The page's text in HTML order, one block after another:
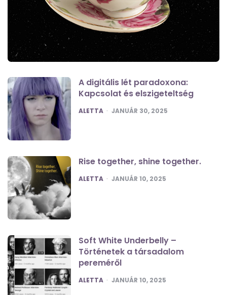
A digitális lét paradoxona:
Kapcsolat és elszigeteltség
POSTED
ALETTA JANUÁR 30, 2025
Rise together, shine together.
POSTED
ALETTA JANUÁR 10, 2025
Soft White Underbelly –
Történetek a társadalom
pereméről
POSTED
ALETTA JANUÁR 10, 2025